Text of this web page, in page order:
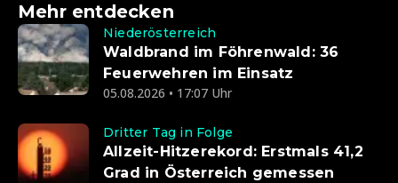
Mehr entdecken
Niederösterreich
Waldbrand im Föhrenwald: 36
Feuerwehren im Einsatz
05.08.2026 • 17:07 Uhr
Dritter Tag in Folge
Allzeit-Hitzerekord: Erstmals 41,2
Grad in Österreich gemessen